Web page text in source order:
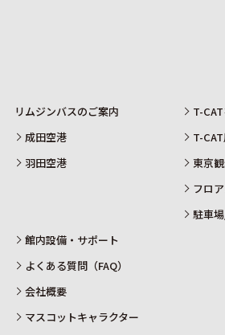
リムジンバスのご案内
成田空港
羽田空港
T-
T-
東京
フロ
駐車
館内設備・サポート
よくある質問（FAQ）
会社概要
マスコットキャラクター